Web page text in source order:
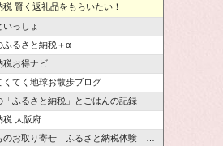
賢く返礼品をもらいたい！
いっしょ
ふるさと納税＋α
税お得ナビ
くてく地球お散歩ブログ
「ふるさと納税」とごはんの記録
税 大阪府
取り寄せ ふるさと納税体験 ＆ お薦め情報